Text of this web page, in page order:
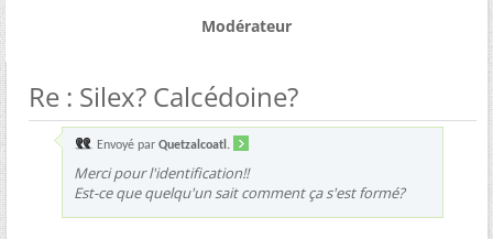
Modérateur
Re : Silex? Calcédoine?
Envoyé par Quetzalcoatl.
Merci pour l'identification!!
Est-ce que quelqu'un sait comment ça s'est formé?